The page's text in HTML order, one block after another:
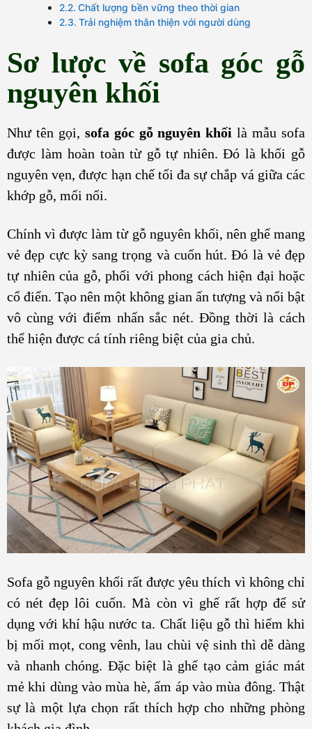
Chất lượng bền vững theo thời gian
Trải nghiệm thân thiện với người dùng
Sơ lược về sofa góc gỗ
nguyên khối
Như tên gọi, sofa góc gỗ nguyên khối là mẫu sofa
được làm hoàn toàn từ gỗ tự nhiên. Đó là khối gỗ
nguyên vẹn, được hạn chế tối đa sự chắp vá giữa các
khớp gỗ, mối nối.
Chính vì được làm từ gỗ nguyên khối, nên ghế mang
vẻ đẹp cực kỳ sang trọng và cuốn hút. Đó là vẻ đẹp
tự nhiên của gỗ, phối với phong cách hiện đại hoặc
cổ điển. Tạo nên một không gian ấn tượng và nổi bật
vô cùng với điểm nhấn sắc nét. Đồng thời là cách
thể hiện được cá tính riêng biệt của gia chủ.
Sofa gỗ nguyên khối rất được yêu thích vì không chỉ
có nét đẹp lôi cuốn. Mà còn vì ghế rất hợp để sử
dụng với khí hậu nước ta. Chất liệu gỗ thì hiếm khi
bị mối mọt, cong vênh, lau chùi vệ sinh thì dễ dàng
và nhanh chóng. Đặc biệt là ghế tạo cảm giác mát
mẻ khi dùng vào mùa hè, ấm áp vào mùa đông. Thật
sự là một lựa chọn rất thích hợp cho những phòng